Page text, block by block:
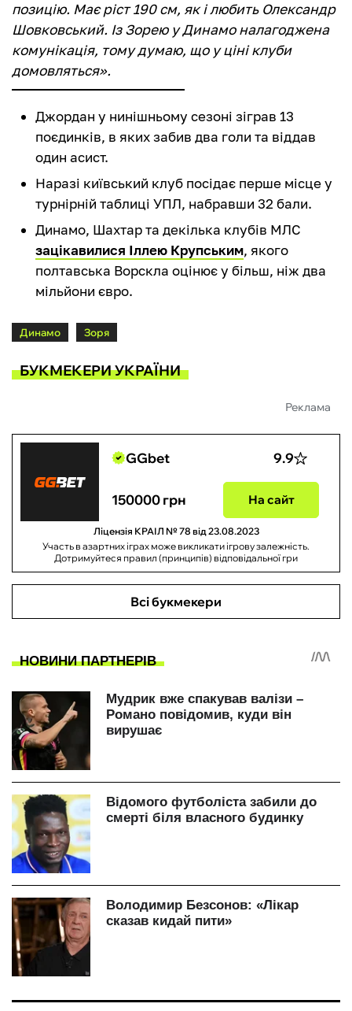
позицію. Має ріст 190 см, як і любить Олександр
Шовковський. Із Зорею у Динамо налагоджена
комунікація, тому думаю, що у ціні клуби
домовляться».
Джордан у нинішньому сезоні зіграв 13
поєдинків, в яких забив два голи та віддав
один асист.
Наразі київський клуб посідає перше місце у
турнірній таблиці УПЛ, набравши 32 бали.
Динамо, Шахтар та декілька клубів МЛС
зацікавилися Іллею Крупським, якого
полтавська Ворскла оцінює у більш, ніж два
мільйони євро.
Динамо Зоря
БУКМЕКЕРИ УКРАЇНИ
Реклама
GGbet 9.9
150000 грн На сайт
Ліцензія КРАІЛ № 78 від 23.08.2023
Участь в азартних іграх може викликати ігрову залежність.
Дотримуйтеся правил (принципів) відповідальної гри
Всі букмекери